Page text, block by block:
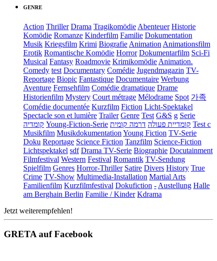
GENRE
Action Thriller Drama Tragikomödie Abenteuer Historie
Komödie Romanze Kinderfilm Familie Dokumentation
Musik Kriegsfilm Krimi Biografie Animation Animationsfilm
Erotik Romantische Komödie Horror Dokumentarfilm Sci-Fi
Musical Fantasy Roadmovie Krimikomödie Animation.
Comedy test Documentary Comédie Jugendmagazin TV-
Reportage Biopic Fantastique Documentaire Werbung
Aventure Fernsehfilm Comédie dramatique Drame
Historienfilm Mystery Court métrage Mélodrame Spot 가족
Comédie documentée Kurzfilm Fiction Licht-Spektakel
Spectacle son et lumière Trailer Genre Test G&S g Serie
קומדיה Young-Fiction-Serie קומדיית פעולה דרמה קומית
Test c
Musikfilm Musikdokumentation Young Fiction TV-Serie
Doku Reportage Science Fiction Tanzfilm Science-Fiction
Lichtspektakel sdf Drama TV-Serie Biographie Docutainment
Filmfestival Western Festival Romantik TV-Sendung
Spielfilm Genres Horror-Thriller Satire Divers History True
Crime TV-Show Multimedia-Installation Martial Arts
Familienfilm Kurzfilmfestival Dokufiction - Austellung Halle
am Berghain Berlin Familie / Kinder Kdrama
Jetzt weiterempfehlen!
GRETA auf Facebook